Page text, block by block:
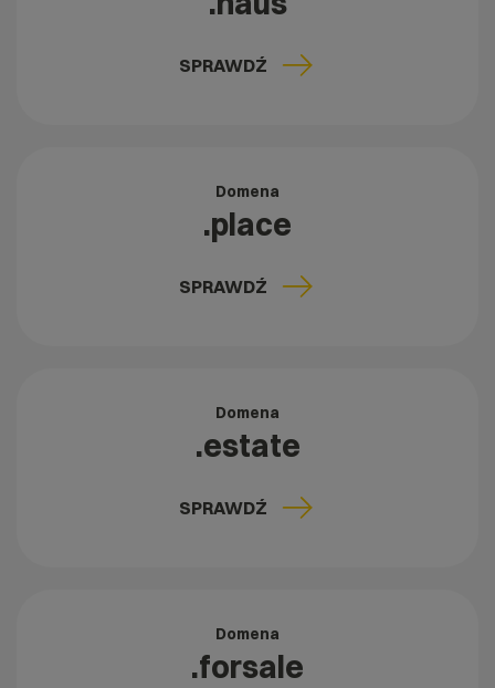
SPRAWDŹ
Domena
.place
SPRAWDŹ
Domena
.estate
SPRAWDŹ
Domena
.forsale